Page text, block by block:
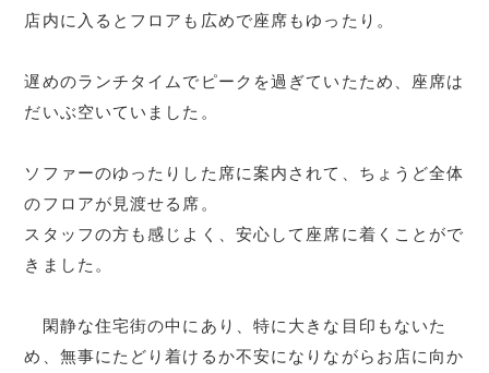
店内に入るとフロアも広めで座席もゆったり。
遅めのランチタイムでピークを過ぎていたため、座席は
だいぶ空いていました。
ソファーのゆったりした席に案内されて、ちょうど全体
のフロアが見渡せる席。
スタッフの方も感じよく、安心して座席に着くことがで
きました。
閑静な住宅街の中にあり、特に大きな目印もないた
め、無事にたどり着けるか不安になりながらお店に向か